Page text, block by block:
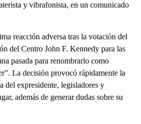
y vibrafonista, en un comunicado
reacción adversa tras la votación del
del Centro John F. Kennedy para las
pasada para renombrarlo como
La decisión provocó rápidamente la
del expresidente, legisladores y
además de generar dudas sobre su